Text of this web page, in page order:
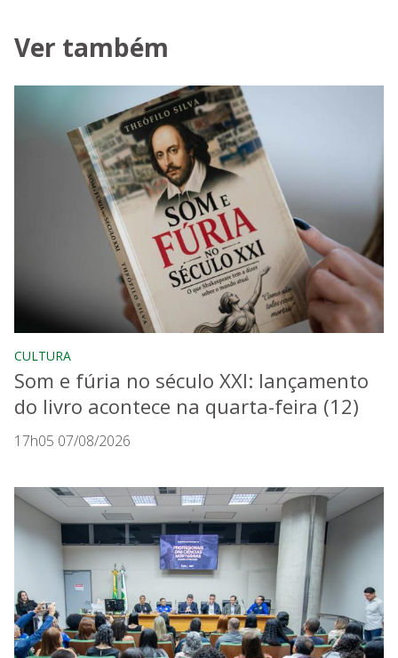
Ver também
CULTURA
Som e fúria no século XXI: lançamento
do livro acontece na quarta-feira (12)
17h05 07/08/2026